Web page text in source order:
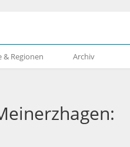
& Regionen Archiv